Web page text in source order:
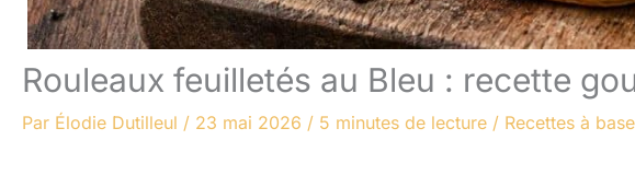
Rouleaux feuilletés au Bleu : recette
Par Élodie Dutilleul / 23 mai 2026 / 5 minutes de lecture / Recettes à